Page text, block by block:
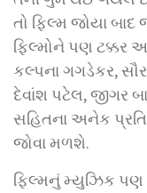
તો ફિલ્મ જોયા બાદ
ફિલ્મોને પણ ટક્કર
કલ્પના ગગડેકર,
દેવાંશ પટેલ, જીગર
સહિતના અનેક
જોવા મળશે.
ફિલ્મનું મ્યુઝિક